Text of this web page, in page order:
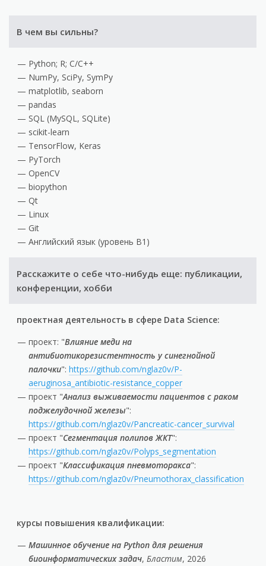
В чем вы сильны?
Python; R; C/C++
NumPy, SciPy, SymPy
matplotlib, seaborn
pandas
SQL (MySQL, SQLite)
scikit-learn
TensorFlow, Keras
PyTorch
OpenCV
biopython
Qt
Linux
Git
Английский язык (уровень B1)
Расскажите о себе что-нибудь еще: публикации,
конференции, хобби
проектная деятельность в сфере Data Science:
проект: "Влияние меди на
антибиотикорезистентность у синегнойной
палочки":https://github.com/nglaz0v/P-
aeruginosa_antibiotic-resistance_copper
проект "Анализ выживаемости пациентов с раком
поджелудочной железы":
https://github.com/nglaz0v/Pancreatic-cancer_survival
проект "Сегментация полипов ЖКТ":
https://github.com/nglaz0v/Polyps_segmentation
проект "Классификация пневмоторакса":
https://github.com/nglaz0v/Pneumothorax_classification
курсы повышения квалификации:
Машинное обучение на Python для решения
биоинформатических задач,Бластим, 2026